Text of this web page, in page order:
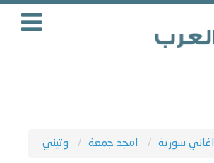
اغاني سورية امجد جمعة وتيني